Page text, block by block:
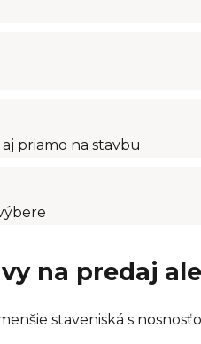
aj priamo na stavbu
na predaj
staveniská s